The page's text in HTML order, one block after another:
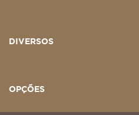
DIVERSOS
OPÇÕES